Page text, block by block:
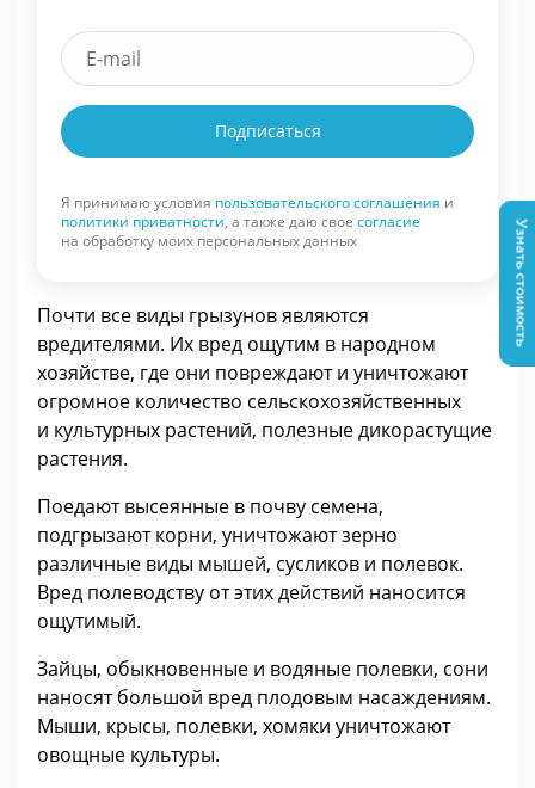
Подписаться
Я принимаю условия пользовательского соглашения и
политики приватности, а также даю свое согласие
на обработку моих персональных данных
Почти все виды грызунов являются
вредителями. Их вред ощутим в народном
хозяйстве, где они повреждают и уничтожают
огромное количество сельскохозяйственных
и культурных растений, полезные дикорастущие
растения.
Поедают высеянные в почву семена,
подгрызают корни, уничтожают зерно
различные виды мышей, сусликов и полевок.
Вред полеводству от этих действий наносится
ощутимый.
Зайцы, обыкновенные и водяные полевки, сони
наносят большой вред плодовым насаждениям.
Мыши, крысы, полевки, хомяки уничтожают
овощные культуры.
Узнать стоимость